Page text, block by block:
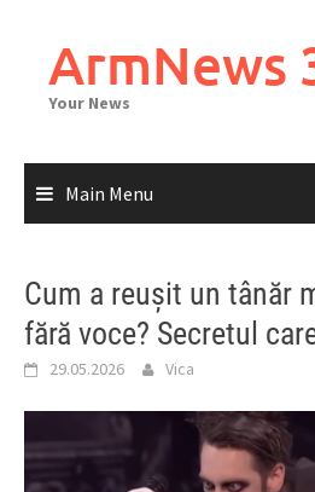
contentArmNews
Your News
Main Menu
Cum a reușit un tânăr
fără voce? Secretul
29.05.2026 Vica